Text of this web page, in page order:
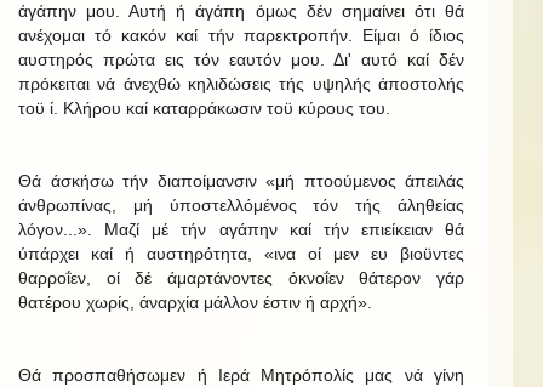
άγάπην μου. Αυτή ή άγάπη όμως δέν σημαίνει ότι θά
ανέχομαι τό κακόν καί τήν παρεκτροπήν. Είμαι ό ίδιος
αυστηρός πρώτα εις τόν εαυτόν μου. Δι' αυτό καί δέν
πρόκειται νά άνεχθώ κηλιδώσεις τής υψηλής άποστολής
τοϋ ί. Κλήρου καί καταρράκωσιν τοϋ κύρους του.
Θά άσκήσω τήν διαποίμανσιν «μή πτοούμενος άπειλάς
άνθρωπίνας, μή ύποστελλόμένος τόν τής άληθείας
λόγον...». Μαζί μέ τήν αγάπην καί τήν επιείκειαν θά
ύπάρχει καί ή αυστηρότητα, «ινα οί μεν ευ βιοϋντες
θαρροΐεν, οί δέ άμαρτάνοντες όκνοΐεν θάτερον γάρ
θατέρου χωρίς, άναρχία μάλλον έστιν ή αρχή».
Θά προσπαθήσωμεν ή Ιερά Μητρόπολίς μας νά γίνη